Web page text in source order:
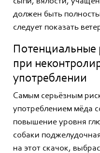
должен быть
следует показать
Потенциальные
при
употреблении
Самым серьёзным
употреблением мёда
повышение уровня
собаки
на этот скачок,